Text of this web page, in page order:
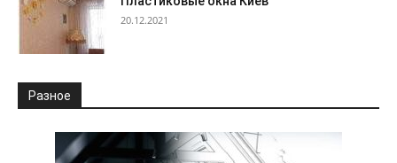
20.12.2021
Разное